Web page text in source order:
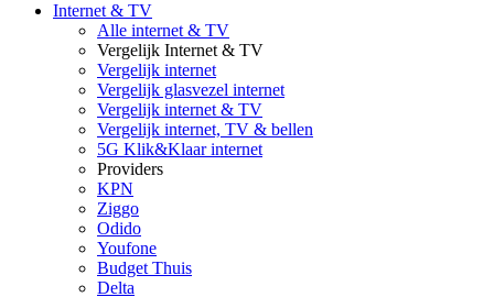
Internet & TV
Alle internet & TV
Vergelijk Internet & TV
Vergelijk internet
Vergelijk glasvezel internet
Vergelijk internet & TV
Vergelijk internet, TV & bellen
5G Klik&Klaar internet
Providers
KPN
Ziggo
Odido
Youfone
Budget Thuis
Delta